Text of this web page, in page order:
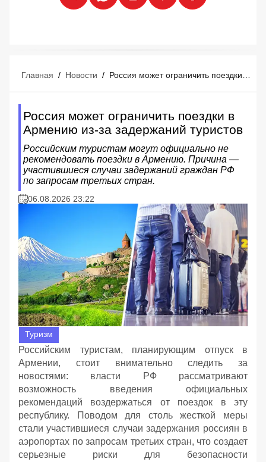
Главная / Новости /
Россия может ограничить поездки в
Армению из-за задержаний туристов
Российским туристам могут официально не
рекомендовать поездки в Армению. Причина —
участившиеся случаи задержаний граждан РФ
по запросам третьих стран.
06.08.2026 23:22
Туризм
Российским туристам, планирующим отпуск в
Армении, стоит внимательно следить за
новостями: власти РФ рассматривают
возможность введения официальных
рекомендаций воздержаться от поездок в эту
республику. Поводом для столь жесткой меры
стали участившиеся случаи задержания россиян в
аэропортах по запросам третьих стран, что создает
серьезные риски для безопасности